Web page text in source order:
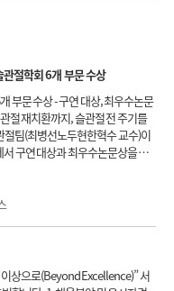
, 류마티스성, 조혈계 관련 질환
지 질환 ▲25장: 소아청소년 스포
신 지견을 노트 정리와 같이 체계
작성된 것이 이 책의 가장 큰 특징
다뤄 편견에 치우치지 않도록 노
, 도표 등도 한데 모아 부록으로 수
과, 대표저자)는 소아정형외과학
학과 소아청소년 환자 진료의 어
선생님들에게 감사와 존경의 마음
바란다라고 발간 의의를 밝혔다.
앞당기는 서울대학교암병원을 비
춰 나가며 혁신적인 성과를 이루
세계인의 건강을 책임지는 미래
절학회 6개 부문 수상
부문 수상 - 구연 대상, 최우수논문
절 재치환까지, 슬관절 전 주기를
팀(최병선노두현한혁수 교수)이
구연 대상과 최우수논문상을 포
연구 역량과 학술 기여도를 동시
신 연구 동향을 공유하고, 국내외
(최병선한혁수 교수) ▲우수심
▲KSRR 최우수논문상(노두현 교